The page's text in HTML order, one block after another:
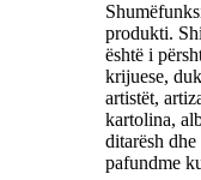
produkti.
është i
krijuese,
artistët,
kartolina,
ditarësh
pafundme